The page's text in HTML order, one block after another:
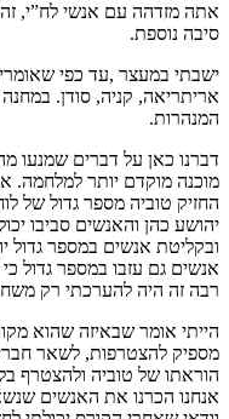
אתה מזדהה עם אנשי לח”י,
סיבה נוספת.
ישבתי במעצר ,עד כפי
אריתריאה, קניה, סודן.
המנהרות.
דברנו כאן על דברים שמנעו
מוכנה מוקדם יותר
החזיק טוביה מספר גדול של
יהושע כהן והאנשים סביבו
ובקליטת אנשים במספר גדול
אנשים גם עזבו במספר גדול
רבה זה היה להערכתי רק
הייתי אומר שבאיזה שהוא
מספיק להצטרפות, לשאר
הוראתו של טוביה ולהצטרף
אנחנו הכרנו את האנשים